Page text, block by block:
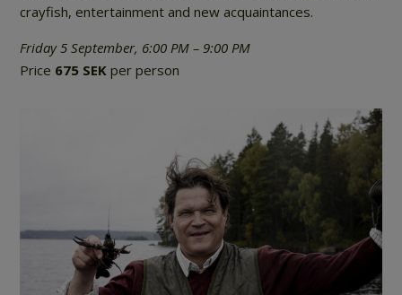
crayfish, entertainment and new acquaintances.
Friday 5 September, 6:00 PM – 9:00 PM
Price 675 SEK per person